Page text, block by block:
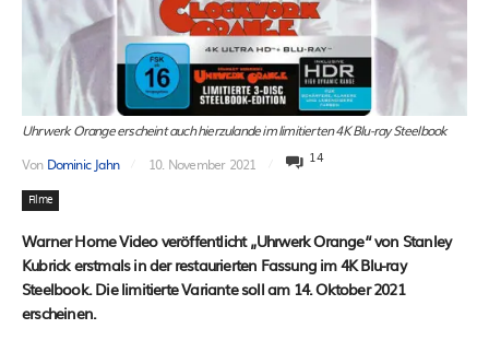
Uhrwerk Orange erscheint auch hierzulande im limitierten 4K Blu-ray Steelbook
Von Dominic Jahn 10. November 2021 14
Filme
Warner Home Video veröffentlicht „Uhrwerk Orange“ von Stanley
Kubrick erstmals in der restaurierten Fassung im 4K Blu-ray
Steelbook. Die limitierte Variante soll am 14. Oktober 2021
erscheinen.